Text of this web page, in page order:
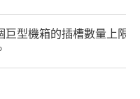
巨型機箱的插槽數量上限